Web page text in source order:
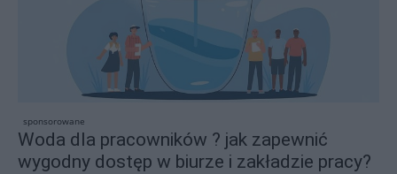
sponsorowane
Woda dla pracowników ? jak zapewnić
wygodny dostęp w biurze i zakładzie pracy?